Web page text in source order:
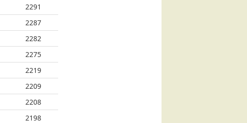
2291
2287
2282
2275
2219
2209
2208
2198